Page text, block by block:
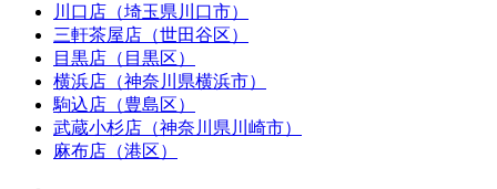
川口店（埼玉県川口市）
三軒茶屋店（世田谷区）
目黒店（目黒区）
横浜店（神奈川県横浜市）
駒込店（豊島区）
武蔵小杉店（神奈川県川崎市）
麻布店（港区）